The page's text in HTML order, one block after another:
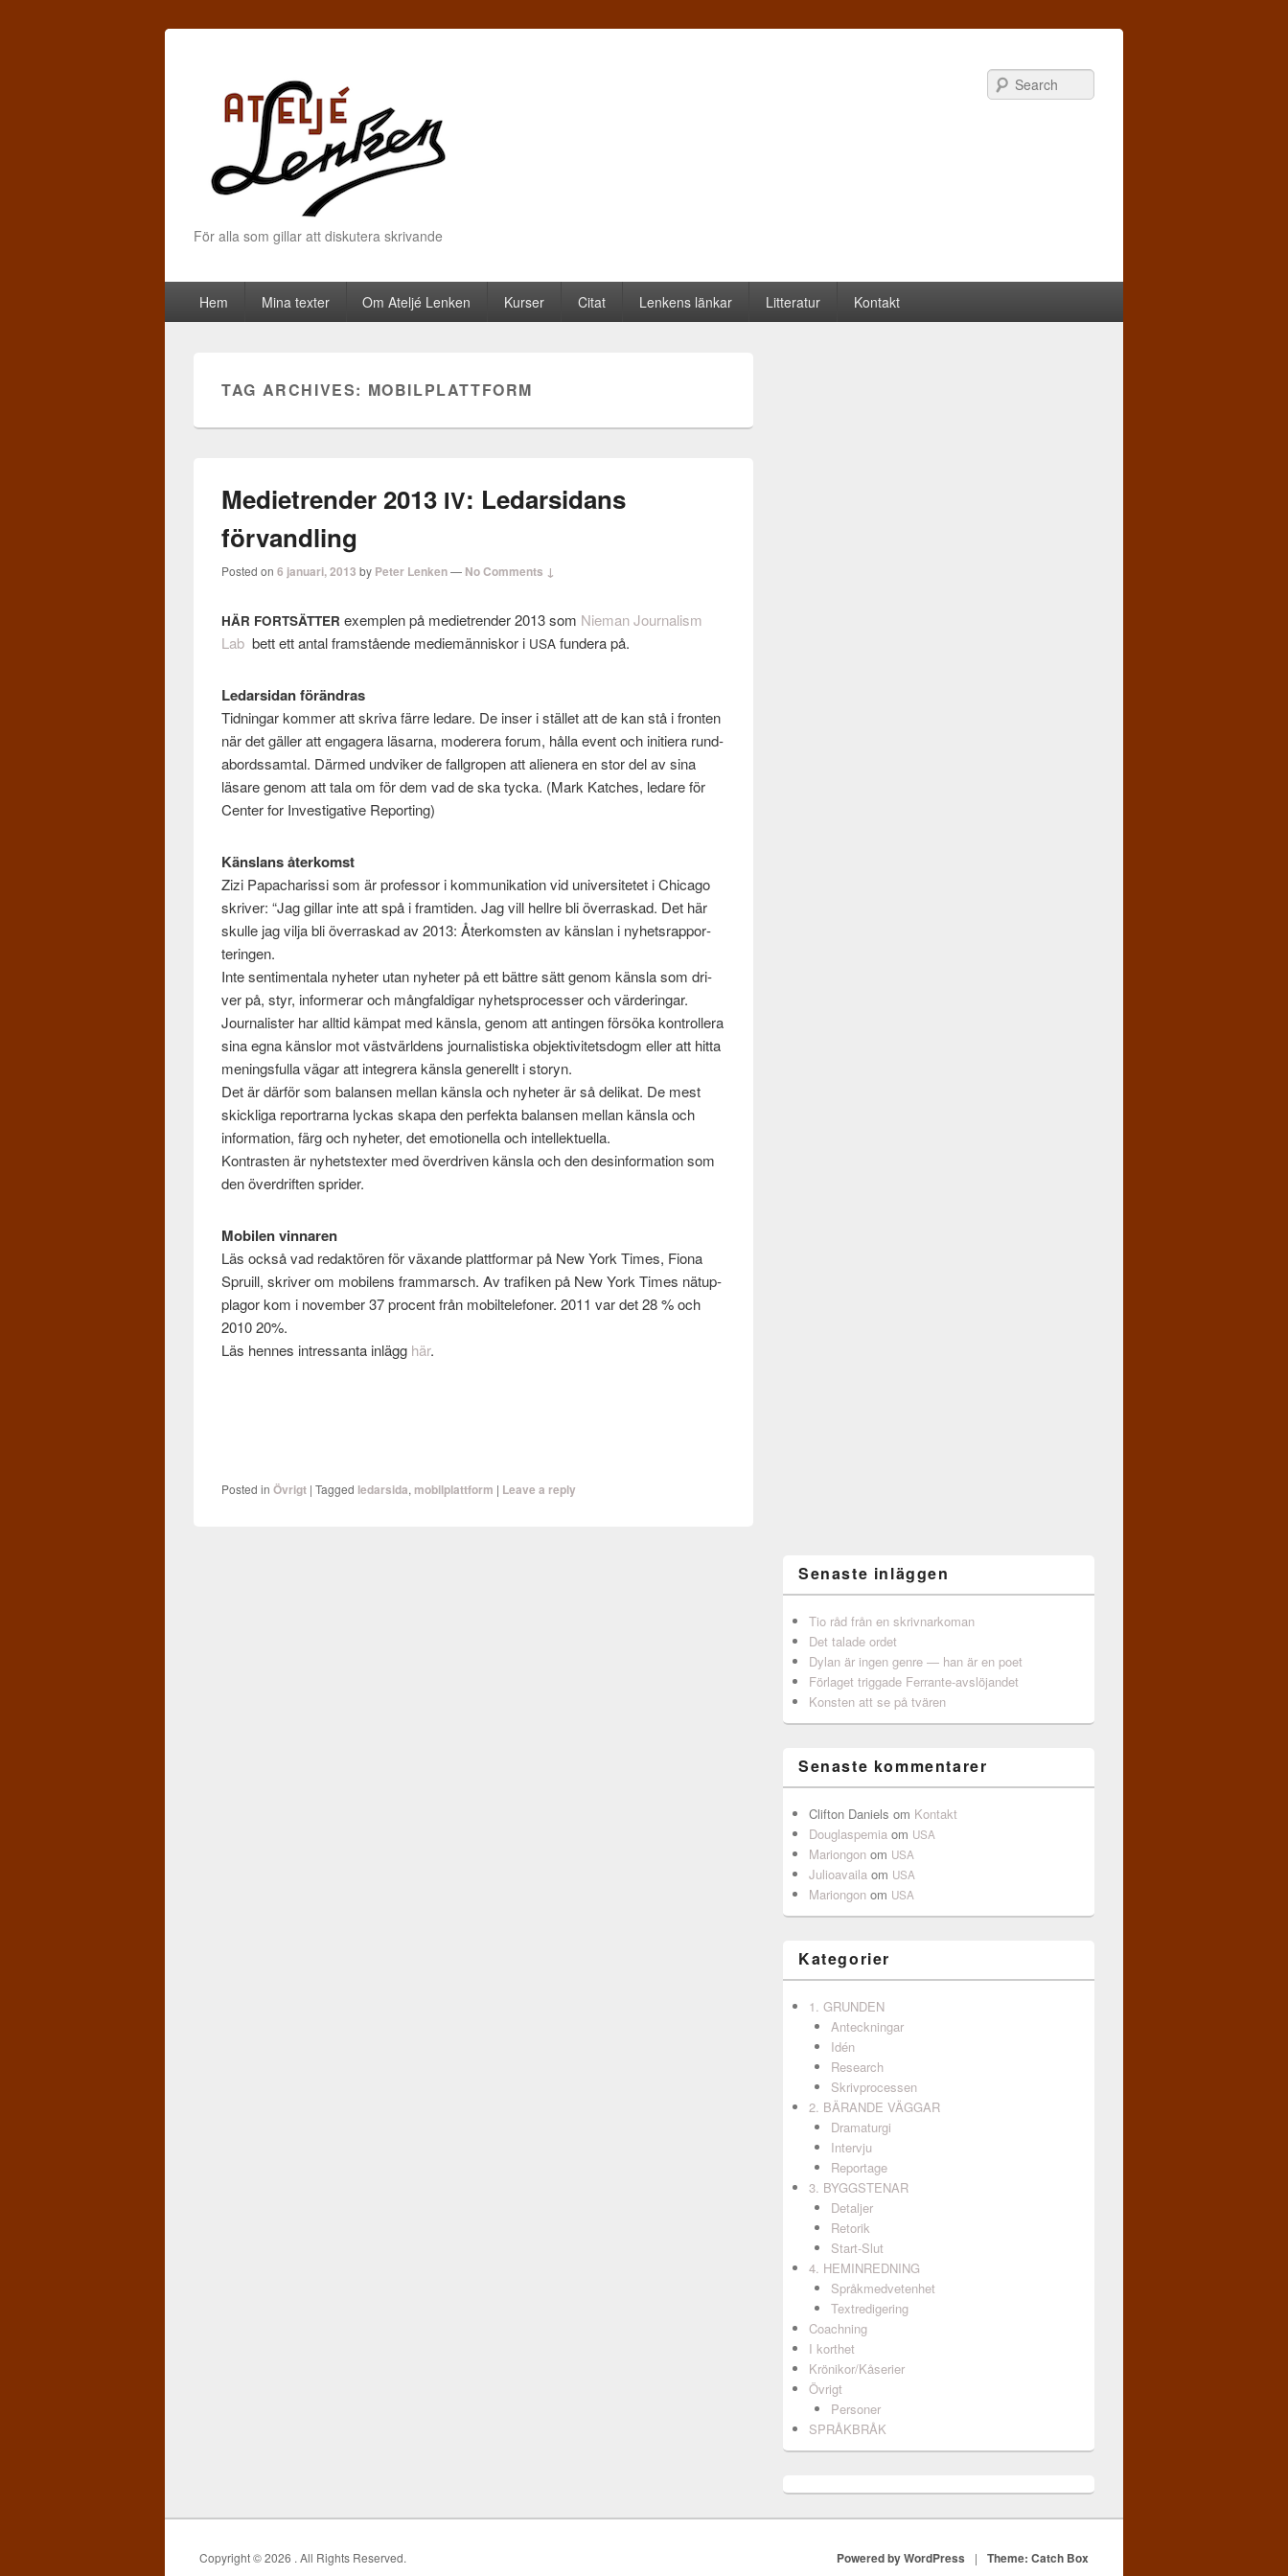
För alla som gillar att diskutera skrivande
Primary menu
Skip to primary content
Skip to secondary content
Hem Mina texter Om Ateljé Lenken Kurser Citat Lenkens länkar Litteratur Kontakt
TAG ARCHIVES: MOBILPLATTFORM
Medietrender 2013 IV: Ledarsidans
förvandling
Posted on6 januari, 2013 by Peter Lenken— No Comments ↓
HÄR FORTSÄTTER exem­plen på medi­etren­der 2013 som Nie­man Jour­nal­ism
Lab bett ett antal fram­stående mediemän­niskor i USA fun­dera på.
Ledar­si­dan förän­dras
Tid­ningar kom­mer att skriva färre ledare. De inser i stäl­let att de kan stå i fron­ten
när det gäller att engagera läsarna, mod­er­era forum, hålla event och ini­tiera rund­
abor­dssam­tal. Därmed und­viker de fall­gropen att alienera en stor del av sina
läsare genom att tala om för dem vad de ska tycka. (Mark Katches, ledare för
Cen­ter for Inves­tiga­tive Reporting)
Känslans återkomst
Zizi Papacharissi som är pro­fes­sor i kom­mu­nika­tion vid uni­ver­sitetet i Chicago
skriver: “Jag gillar inte att spå i framti­den. Jag vill hellre bli över­raskad. Det här
skulle jag vilja bli över­raskad av 2013: Återkom­sten av känslan i nyhet­srap­por­
terin­gen.
Inte sen­ti­men­tala nyheter utan nyheter på ett bät­tre sätt genom känsla som dri­
ver på, styr, informerar och mång­faldigar nyhet­sprocesser och värderingar.
Jour­nal­is­ter har alltid käm­pat med känsla, genom att anti­n­gen försöka kon­trollera
sina egna känslor mot västvärldens jour­nal­is­tiska objek­tivitets­dogm eller att hitta
menings­fulla vägar att inte­gr­era känsla generellt i sto­ryn.
Det är där­för som bal­ansen mel­lan känsla och nyheter är så delikat. De mest
skick­liga repor­trarna lyckas skapa den per­fekta bal­ansen mel­lan känsla och
infor­ma­tion, färg och nyheter, det emo­tionella och intellek­tuella.
Kon­trasten är nyhet­s­tex­ter med över­driven känsla och den desin­for­ma­tion som
den över­driften sprider.
Mobilen vinnaren
Läs också vad redak­tören för växande plat­tfor­mar på New York Times, Fiona
Spruill, skriver om mobilens fram­marsch. Av trafiken på New York Times nätup­
plagor kom i novem­ber 37 pro­cent från mobil­tele­foner. 2011 var det 28 % och
2010 20%.
Läs hennes intres­santa inlägg här.
Posted in Övrigt |Tagged ledarsida, mobilplattform | Leave a reply
Senaste inläggen
Tio råd från en skrivnarkoman
Det talade ordet
Dylan är ingen genre — han är en poet
Förlaget triggade Ferrante-avslöjandet
Konsten att se på tvären
Senaste kommentarer
Clifton Daniels om Kontakt
Douglaspemia om USA
Mariongon om USA
Julioavaila om USA
Mariongon om USA
Kategorier
1. GRUNDEN
Anteckningar
Idén
Research
Skrivprocessen
2. BÄRANDE VÄGGAR
Dramaturgi
Intervju
Reportage
3. BYGGSTENAR
Detaljer
Retorik
Start-Slut
4. HEMINREDNING
Språkmedvetenhet
Textredigering
Coachning
I korthet
Krönikor/Kåserier
Övrigt
Personer
SPRÅKBRÅK
Copyright © 2026 . All Rights Reserved. Powered by WordPress | Theme: Catch Box